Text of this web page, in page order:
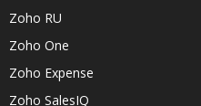
Zoho RU
Zoho One
Zoho Expense
Zoho SalesIQ